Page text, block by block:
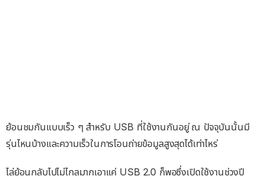
ย้อนชมกันแบบเร็ว ๆ สำหรับ USB ที่ใช้งานกันอยู่ ณ ปัจจุบันนั้นมี
รุ่นไหนบ้างและความเร็วในการโอนถ่ายข้อมูลสูงสุดได้เท่าไหร่
ไล่ย้อนกลับไปไม่ไกลมากเอาแค่ USB 2.0 ก็พอซึ่งเปิดใช้งานช่วงปี